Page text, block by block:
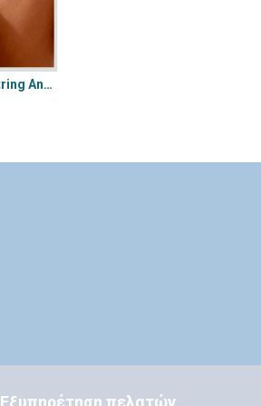
Γυναικείο Μαγιό String Annamu Λεοπαρ A-1157
Εξυπηρέτηση πελατών